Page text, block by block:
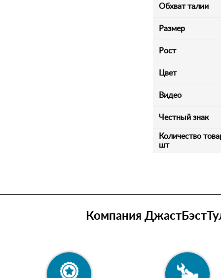
Обхват талии
Размер
Рост
Цвет
Видео
Честный знак
Количество
шт
Компания